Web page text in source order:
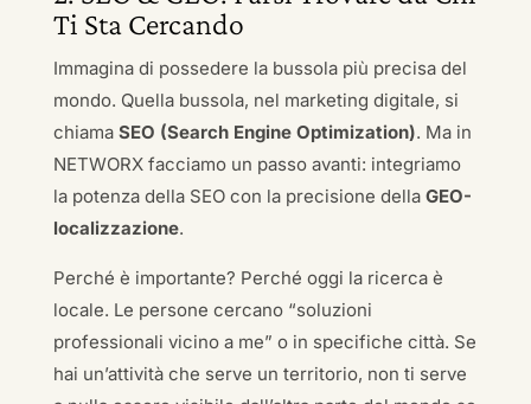
Ti Sta Cercando
Immagina di possedere la bussola più precisa del
mondo. Quella bussola, nel marketing digitale, si
chiama SEO (Search Engine Optimization). Ma in
NETWORX facciamo un passo avanti: integriamo
la potenza della SEO con la precisione della GEO-
localizzazione.
Perché è importante? Perché oggi la ricerca è
locale. Le persone cercano “soluzioni
professionali vicino a me” o in specifiche città. Se
hai un’attività che serve un territorio, non ti serve